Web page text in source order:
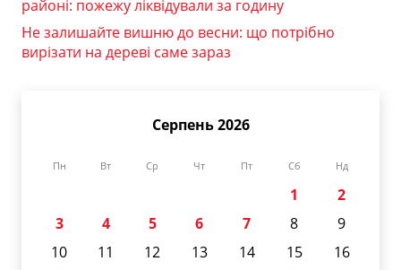
районі: пожежу ліквідували за годину
Не залишайте вишню до весни: що потрібно
вирізати на дереві саме зараз
Серпень 2026
Пн Вт Ср Чт Пт Сб Нд
1
2
3
4 5 6 7 8
9
10
11 12 13 14 15
16